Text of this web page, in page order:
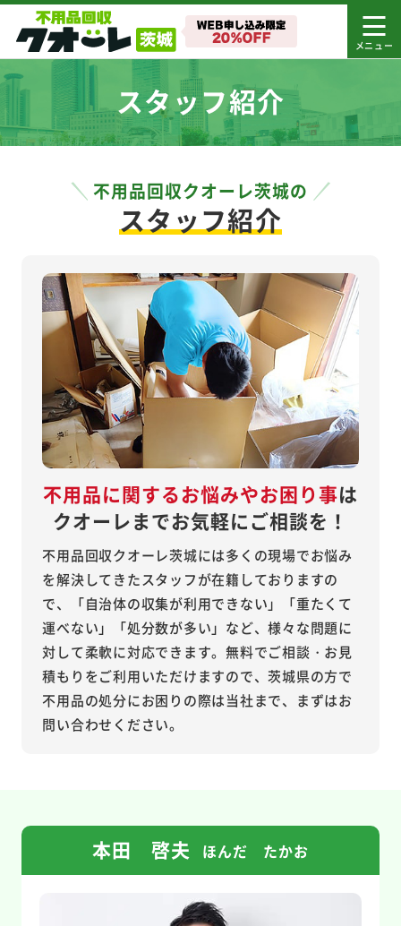
スタッフ紹介
不用品回収クオーレ茨城の
スタッフ紹介
不用品に関するお悩みやお困り事は
クオーレまでお気軽にご相談を！
不用品回収クオーレ茨城には多くの現場でお悩み
を解決してきたスタッフが在籍しておりますの
で、「自治体の収集が利用できない」「重たくて
運べない」「処分数が多い」など、様々な問題に
対して柔軟に対応できます。無料でご相談・お見
積もりをご利用いただけますので、茨城県の方で
不用品の処分にお困りの際は当社まで、まずはお
問い合わせください。
本田 啓夫 ほんだ たかお